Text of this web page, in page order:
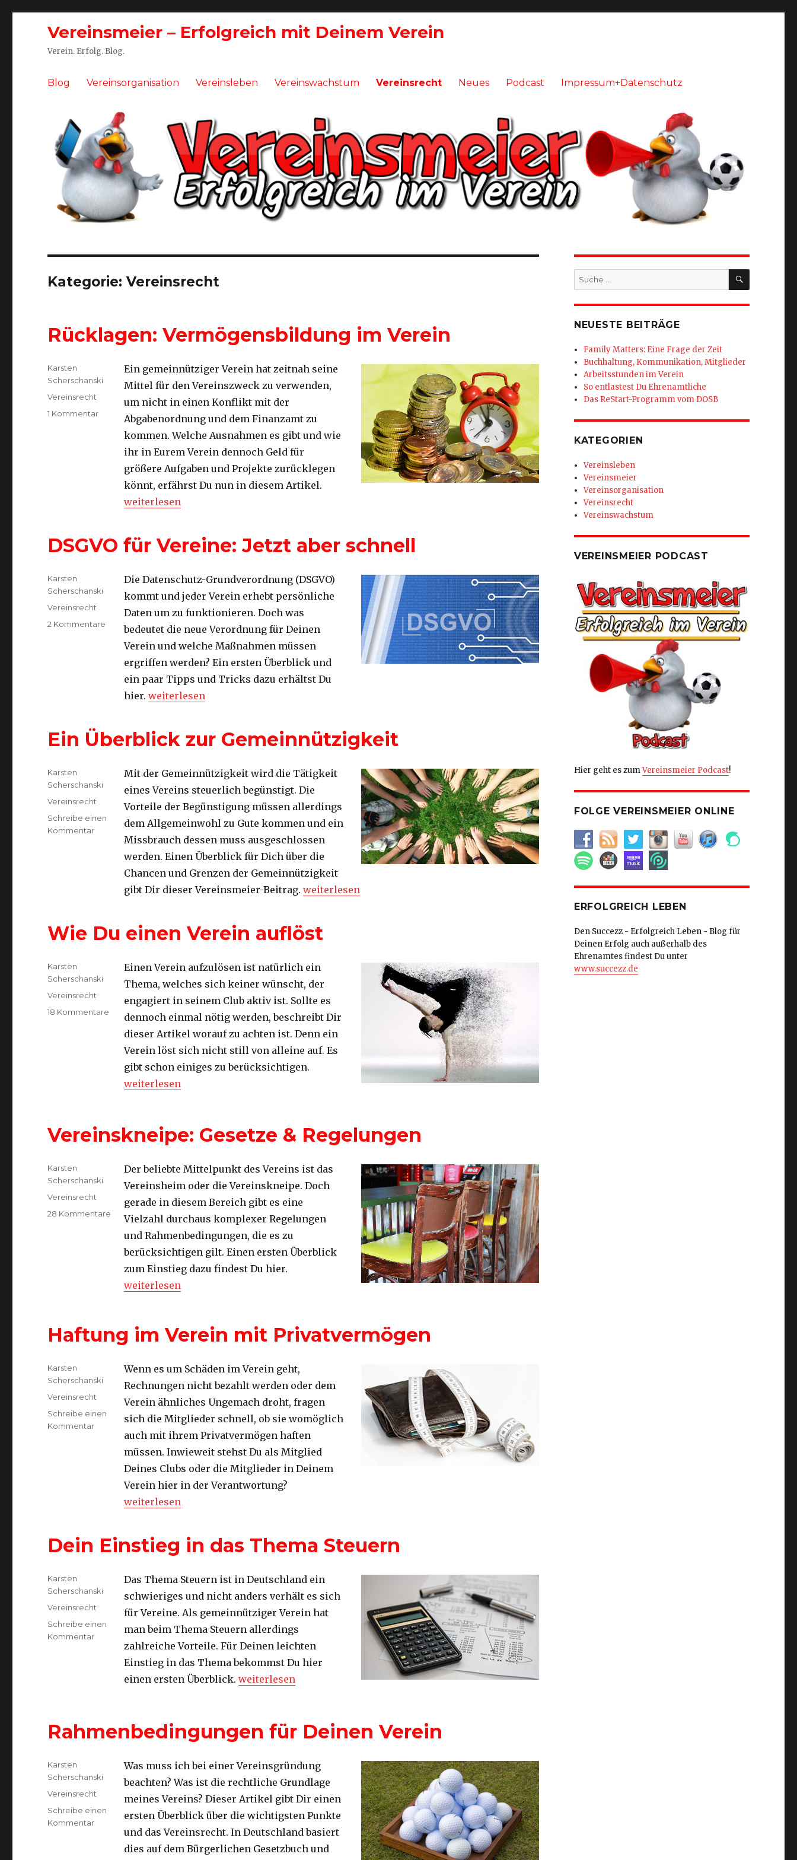
Vereinsmeier – Erfolgreich mit Deinem Verein
Verein. Erfolg. Blog.
Blog Vereinsorganisation Vereinsleben Vereinswachstum Vereinsrecht Neues Podcast Impressum+Datenschutz
Kategorie:Vereinsrecht
Rücklagen: Vermögensbildung im Verein
Ein gemeinnütziger Verein hat zeitnah seine
Mittel für den Vereinszweck zu verwenden,
um nicht in einen Konflikt mit der
Abgabenordnung und dem Finanzamt zu
kommen. Welche Ausnahmen es gibt und wie
ihr in Eurem Verein dennoch Geld für
größere Aufgaben und Projekte zurücklegen
könnt, erfährst Du nun in diesem Artikel.
„Rücklagen: Vermögensbildung im Verein“
weiterlesen
Autor
Karsten
Scherschanski
Kategorien
Vereinsrecht
1 Kommentarzu
Rücklagen:
Vermögensbildung
DSGVO für Vereine: Jetzt aber schnell
Die Datenschutz-Grundverordnung (DSGVO)
kommt und jeder Verein erhebt persönliche
Daten um zu funktionieren. Doch was
bedeutet die neue Verordnung für Deinen
Verein und welche Maßnahmen müssen
ergriffen werden? Ein ersten Überblick und
ein paar Tipps und Tricks dazu erhältst Du
hier.„DSGVO für Vereine: Jetzt aber schnell“
weiterlesen
Autor
Karsten
Scherschanski
Kategorien
Vereinsrecht
2 Kommentare
DSGVO
Vereine:
schnell
Ein Überblick zur Gemeinnützigkeit
Mit der Gemeinnützigkeit wird die Tätigkeit
eines Vereins steuerlich begünstigt. Die
Vorteile der Begünstigung müssen allerdings
dem Allgemeinwohl zu Gute kommen und ein
Missbrauch dessen muss ausgeschlossen
werden. Einen Überblick für Dich über die
Chancen und Grenzen der Gemeinnützigkeit
gibt Dir dieser Vereinsmeier-Beitrag.„Ein Überblick zur Gemeinnützigkeit“
weiterlesen
Autor
Karsten
Scherschanski
Kategorien
Vereinsrecht
Schreibe einen
Kommentarzu
Überblick
Gemeinnützigkeit
Wie Du einen Verein auflöst
Einen Verein aufzulösen ist natürlich ein
Thema, welches sich keiner wünscht, der
engagiert in seinem Club aktiv ist. Sollte es
dennoch einmal nötig werden, beschreibt Dir
dieser Artikel worauf zu achten ist. Denn ein
Verein löst sich nicht still von alleine auf. Es
gibt schon einiges zu berücksichtigen.
„Wie Du einen Verein auflöst“
weiterlesen
Autor
Karsten
Scherschanski
Kategorien
Vereinsrecht
18 Kommentare
einen
Verein
auflöst
Vereinskneipe: Gesetze & Regelungen
Der beliebte Mittelpunkt des Vereins ist das
Vereinsheim oder die Vereinskneipe. Doch
gerade in diesem Bereich gibt es eine
Vielzahl durchaus komplexer Regelungen
und Rahmenbedingungen, die es zu
berücksichtigen gilt. Einen ersten Überblick
zum Einstieg dazu findest Du hier.
„Vereinskneipe: Gesetze & Regelungen“
weiterlesen
Autor
Karsten
Scherschanski
Kategorien
Vereinsrecht
28 Kommentare
Vereinskneipe:
Gesetze
Regelungen
Haftung im Verein mit Privatvermögen
Wenn es um Schäden im Verein geht,
Rechnungen nicht bezahlt werden oder dem
Verein ähnliches Ungemach droht, fragen
sich die Mitglieder schnell, ob sie womöglich
auch mit ihrem Privatvermögen haften
müssen. Inwieweit stehst Du als Mitglied
Deines Clubs oder die Mitglieder in Deinem
Verein hier in der Verantwortung?
„Haftung im Verein mit Privatvermögen“
weiterlesen
Autor
Karsten
Scherschanski
Kategorien
Vereinsrecht
Schreibe einen
Kommentarzu
Haftung
Privatvermögen
Dein Einstieg in das Thema Steuern
Das Thema Steuern ist in Deutschland ein
schwieriges und nicht anders verhält es sich
für Vereine. Als gemeinnütziger Verein hat
man beim Thema Steuern allerdings
zahlreiche Vorteile. Für Deinen leichten
Einstieg in das Thema bekommst Du hier
einen ersten Überblick.„Dein Einstieg in das Thema Steuern“
weiterlesen
Autor
Karsten
Scherschanski
Kategorien
Vereinsrecht
Schreibe einen
Kommentarzu
Einstieg
Rahmenbedingungen für Deinen Verein
Was muss ich bei einer Vereinsgründung
beachten? Was ist die rechtliche Grundlage
meines Vereins? Dieser Artikel gibt Dir einen
ersten Überblick über die wichtigsten Punkte
und das Vereinsrecht. In Deutschland basiert
dies auf dem Bürgerlichen Gesetzbuch und
Autor
Karsten
Scherschanski
Kategorien
Vereinsrecht
Schreibe einen
Kommentarzu
Rahmenbedingungen
Suche
nach:
SUCHEN
NEUESTE BEITRÄGE
Family Matters: Eine Frage der Zeit
Buchhaltung, Kommunikation, Mitglieder
Arbeitsstunden im Verein
So entlastest Du Ehrenamtliche
Das ReStart-Programm vom DOSB
KATEGORIEN
Vereinsleben
Vereinsmeier
Vereinsorganisation
Vereinsrecht
Vereinswachstum
VEREINSMEIER PODCAST
Hier geht es zumVereinsmeier Podcast!
FOLGE VEREINSMEIER ONLINE
ERFOLGREICH LEBEN
Den Succezz - Erfolgreich Leben - Blog für
Deinen Erfolg auch außerhalb des
Ehrenamtes findest Du unter
www.succezz.de